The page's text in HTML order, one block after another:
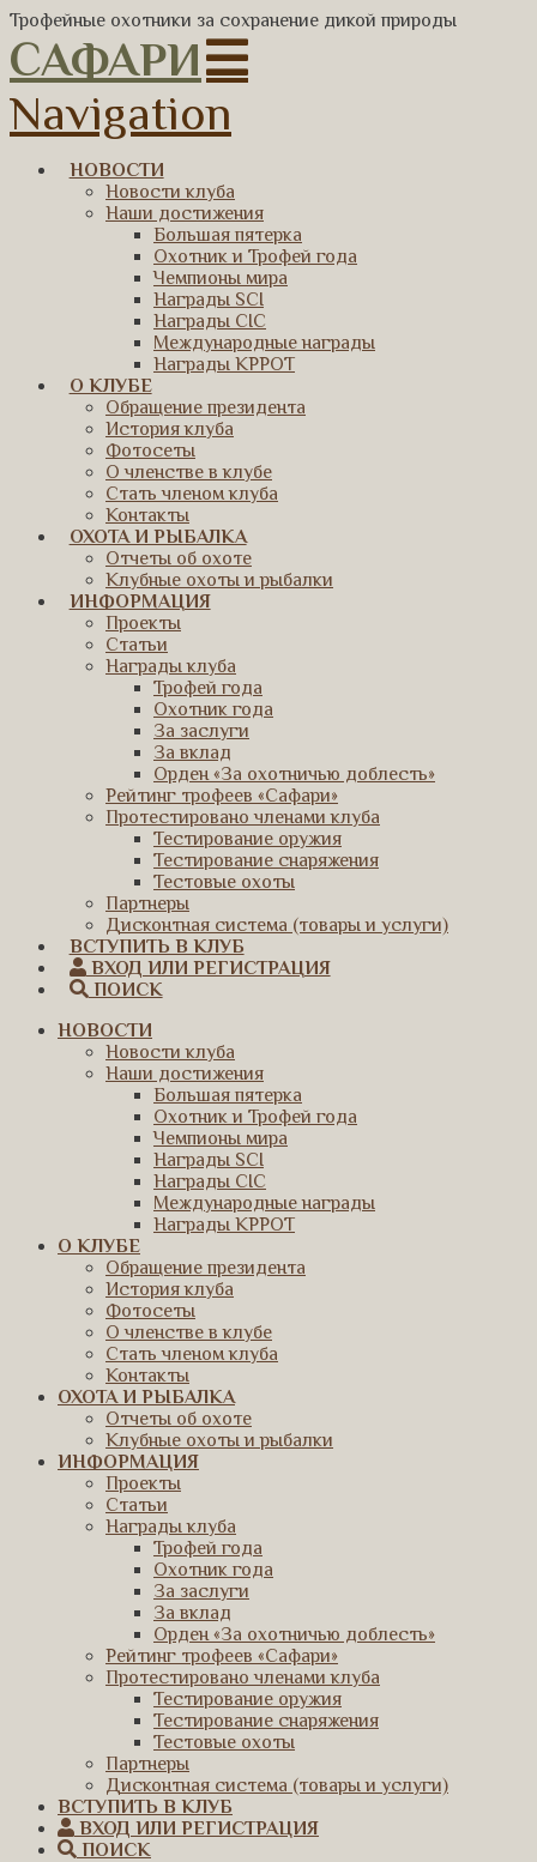
Трофейные охотники за сохранение дикой природы
САФАРИ
Navigation
НОВОСТИ
Новости клуба
Наши достижения
Большая пятерка
Охотник и Трофей года
Чемпионы мира
Награды SCI
Награды CIC
Международные награды
Награды КРРОТ
О КЛУБЕ
Обращение президента
История клуба
Фотосеты
О членстве в клубе
Стать членом клуба
Контакты
ОХОТА И РЫБАЛКА
Отчеты об охоте
Клубные охоты и рыбалки
ИНФОРМАЦИЯ
Проекты
Статьи
Награды клуба
Трофей года
Охотник года
За заслуги
За вклад
Орден «За охотничью доблесть»
Рейтинг трофеев «Сафари»
Протестировано членами клуба
Тестирование оружия
Тестирование снаряжения
Тестовые охоты
Партнеры
Дисконтная система (товары и услуги)
ВСТУПИТЬ В КЛУБ
ВХОД ИЛИ РЕГИСТРАЦИЯ
ПОИСК
НОВОСТИ
Новости клуба
Наши достижения
Большая пятерка
Охотник и Трофей года
Чемпионы мира
Награды SCI
Награды CIC
Международные награды
Награды КРРОТ
О КЛУБЕ
Обращение президента
История клуба
Фотосеты
О членстве в клубе
Стать членом клуба
Контакты
ОХОТА И РЫБАЛКА
Отчеты об охоте
Клубные охоты и рыбалки
ИНФОРМАЦИЯ
Проекты
Статьи
Награды клуба
Трофей года
Охотник года
За заслуги
За вклад
Орден «За охотничью доблесть»
Рейтинг трофеев «Сафари»
Протестировано членами клуба
Тестирование оружия
Тестирование снаряжения
Тестовые охоты
Партнеры
Дисконтная система (товары и услуги)
ВСТУПИТЬ В КЛУБ
ВХОД ИЛИ РЕГИСТРАЦИЯ
ПОИСК